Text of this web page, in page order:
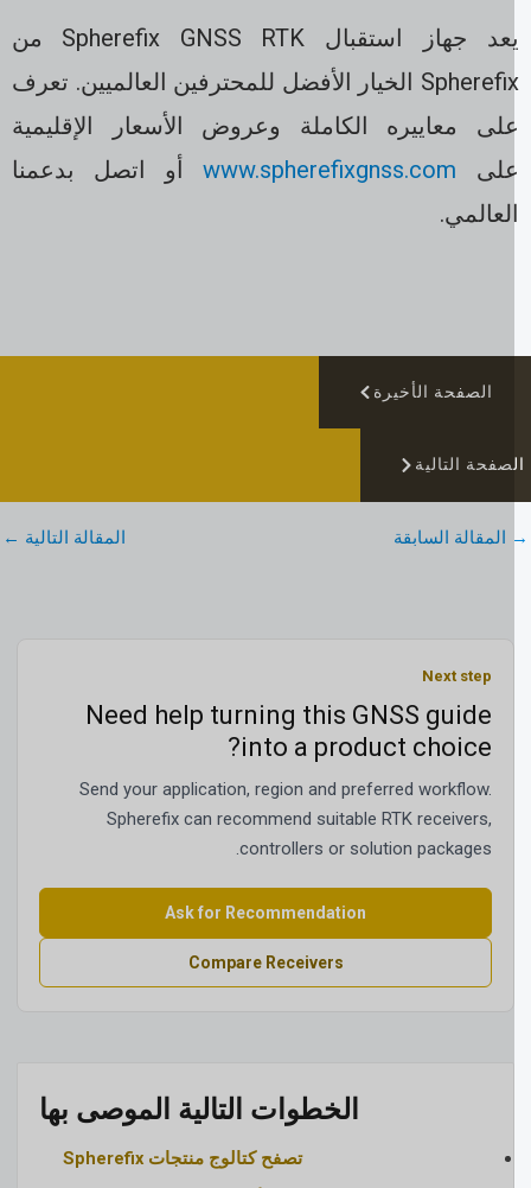
يعد جهاز استقبال Spherefix GNSS RTK من
Spherefix الخيار الأفضل للمحترفين العالميين. تعرف
معاييره الكاملة وعروض الأسعار الإقليمية
www.spherefixgnss.comأو اتصل بدعمنا
الصفحة الأخيرة
التالية
المقالة السابقة المقالة التالية←
Next step
Need help turning this GNSS guide
into a product choice?
Send your application, region and preferred workflow.
Spherefix can recommend suitable RTK receivers,
controllers or solution packages.
Ask for Recommendation
Compare Receivers
الخطوات التالية الموصى بها
تصفح كتالوج منتجات Spherefix